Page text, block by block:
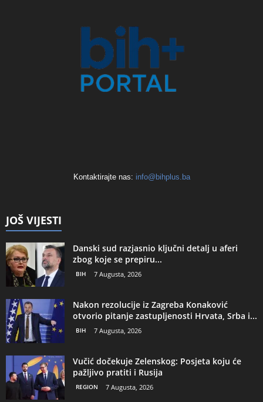
Kontaktirajte nas: info@bihplus.ba
JOŠ VIJESTI
Danski sud razjasnio ključni detalj u aferi
zbog koje se prepiru...
BIH 7 Augusta, 2026
Nakon rezolucije iz Zagreba Konaković
otvorio pitanje zastupljenosti Hrvata, Srba i...
BIH 7 Augusta, 2026
Vučić dočekuje Zelenskog: Posjeta koju će
pažljivo pratiti i Rusija
REGION 7 Augusta, 2026